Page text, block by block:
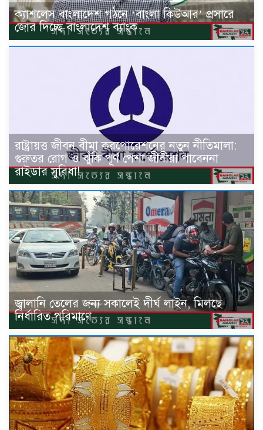
ক্যাশলেস বাংলাদেশ গঠনে ‘বাংলা কিউআর’ প্রসারে
জোর দিচ্ছে বাংলাদেশ ব্যাংক
রাষ্ট্রায়ত্ত জীবন বীমা করপোরেশনের নতুন নীতিমালা:
গুরুতর রোগ ও ঝুঁকি পূর্ণ পেশা জীবীরা পাবেননা
রাইডার সুবিধা!
জ্বালানি তেলের জন্য সকালেই দীর্ঘ লাইন, মিলছে
নির্ধারিত পরিমাণে